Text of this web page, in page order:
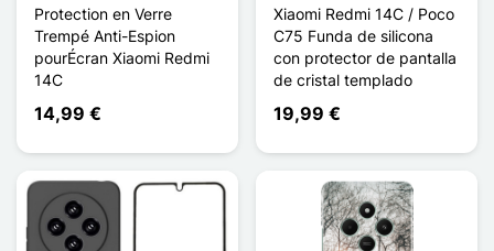
Protection en Verre
Trempé Anti-Espion
pourÉcran Xiaomi Redmi
14C
14,99 €
Xiaomi Redmi 14C / Poco
C75 Funda de silicona
con protector de pantalla
de cristal templado
19,99 €